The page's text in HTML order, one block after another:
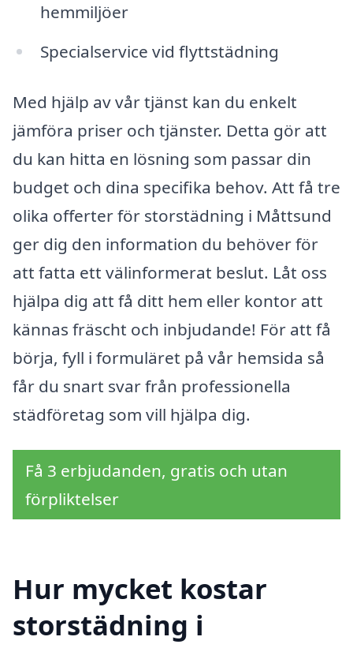
hemmiljöer
Specialservice vid flyttstädning
Med hjälp av vår tjänst kan du enkelt
jämföra priser och tjänster. Detta gör att
du kan hitta en lösning som passar din
budget och dina specifika behov. Att få tre
olika offerter för storstädning i Måttsund
ger dig den information du behöver för
att fatta ett välinformerat beslut. Låt oss
hjälpa dig att få ditt hem eller kontor att
kännas fräscht och inbjudande! För att få
börja, fyll i formuläret på vår hemsida så
får du snart svar från professionella
städföretag som vill hjälpa dig.
Få 3 erbjudanden, gratis och utan
förpliktelser
Hur mycket kostar
storstädning i